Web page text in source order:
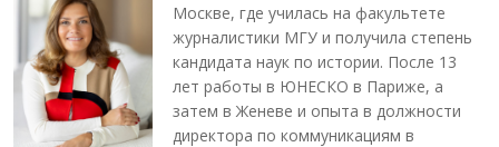
Москве, где училась на факультете
журналистики МГУ и получила степень
кандидата наук по истории. После 13
лет работы в ЮНЕСКО в Париже, а
затем в Женеве и опыта в должности
директора по коммуникациям в